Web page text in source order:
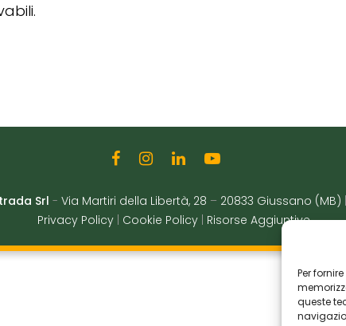
Per
queste
Srl - Via Martiri della Libertà, 28 – 20833 Giussano (MB)
Privacy Policy
Cookie Policy Risorse Aggiuntive